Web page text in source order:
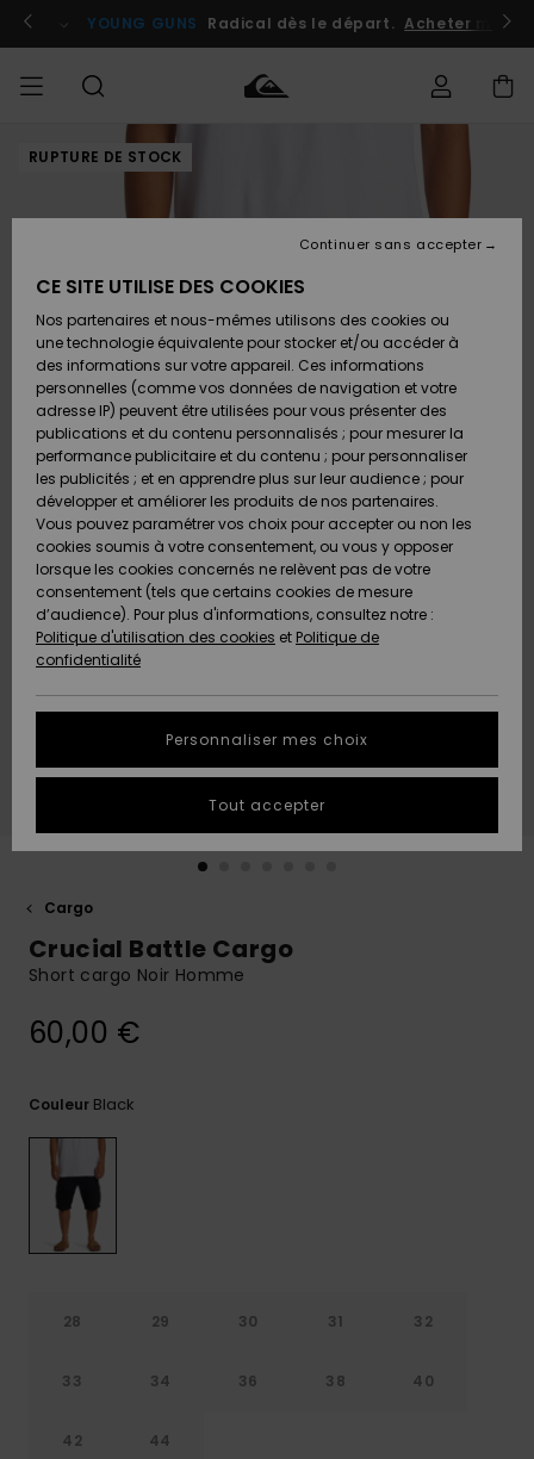
l'information
le
Se connecter / s'inscrire
YOUNG GUNS Radical dès le départ. Acheter
HOMME Vêtements
Chaussures
& Tongs
Surf
Snow
Nouveautés
A
Découvrir
Vêtements
Chaussures
& Tongs
Surf
Snow
Nouveautés
A
Découvrir
FEMME
Shop
A
Découvrir
Snow
SURF
Surf
Shop
Surf
Shop
Enfant
Highlights
Communauté
SNOW
Snow
Shop
Snow
Shop
Enfant
Snow
Shop
Femme
A
Découvrir
Communauté
OUTLET
Outlet
Homme
Enfant
Outlet
Femme
AIDE &
CONTACT
Accéder à
ma
commande
Retours
Paiement
Carte
Cadeau
Quiksilver
Freedom
Protection
des
tailles
conversation
plus rapide
à votre
la FAQ
MAGASINS
QUIKSILVER
RUPTURE DE STOCK
Cargo
Crucial Battle Cargo
Short cargo Noir Homme
60,00 €
Couleur Black
28 29 30 31 32
33 34 36 38 40
42 44
CE SITE UTILISE DES COOKIES
Nos partenaires et nous-mêmes utilisons des cookies ou
une technologie équivalente pour stocker et/ou accéder à
des informations sur votre appareil. Ces informations
personnelles (comme vos données de navigation et votre
adresse IP) peuvent être utilisées pour vous présenter des
publications et du contenu personnalisés ; pour mesurer la
performance publicitaire et du contenu ; pour personnaliser
les publicités ; et en apprendre plus sur leur audience ; pour
développer et améliorer les produits de nos partenaires.
Vous pouvez paramétrer vos choix pour accepter ou non les
cookies soumis à votre consentement, ou vous y opposer
lorsque les cookies concernés ne relèvent pas de votre
consentement (tels que certains cookies de mesure
d’audience). Pour plus d'informations, consultez notre :
Politique d'utilisation des cookies et Politique de
confidentialité
Personnaliser mes choix
Continuer sans accepter
Tout accepter